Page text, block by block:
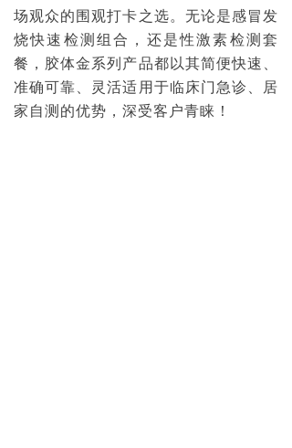
场观众的围观打卡之选。无论是感冒发
烧快速检测组合，还是性激素检测套
餐，胶体金系列产品都以其简便快速、
准确可靠、灵活适用于临床门急诊、居
家自测的优势，深受客户青睐！